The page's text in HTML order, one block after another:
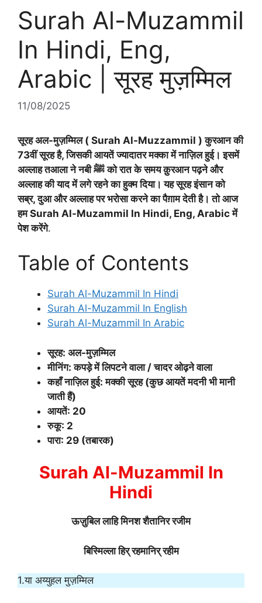
Surah Al-Muzammil
In Hindi, Eng,
Arabic | सूरह मुज़म्मिल
11/08/2025
सूरह अल-मुज़म्मिल ( Surah Al-Muzzammil ) कुरआन की
73वीं सूरह है, जिसकी आयतें ज्यादातर मक्का में नाज़िल हुई। इसमें
अल्लाह तआला ने नबी ﷺ को रात के समय क़ुरआन पढ़ने और
अल्लाह की याद में लगे रहने का हुक्म दिया। यह सूरह इंसान को
सब्र, दुआ और अल्लाह पर भरोसा करने का पैग़ाम देती है। तो आज
हम Surah Al-Muzammil In Hindi, Eng, Arabic में
पेश करेंगे.
Table of Contents
Surah Al-Muzammil In Hindi
Surah Al-Muzammil In English
Surah Al-Muzammil In Arabic
सूरह: अल-मुज़म्मिल
मीनिंग: कपड़े में लिपटने वाला / चादर ओढ़ने वाला
कहाँ नाज़िल हुई: मक्की सूरह (कुछ आयतें मदनी भी मानी
जाती हैं)
आयतें: 20
रुकू: 2
पारा: 29 (तबारक)
Surah Al-Muzammil In
Hindi
ऊज़ुबिल लाहि मिनश शैतानिर रजीम
बिस्मिल्ला हिर् रहमानिर् रहीम
1.या अय्युहल मुज़म्मिल